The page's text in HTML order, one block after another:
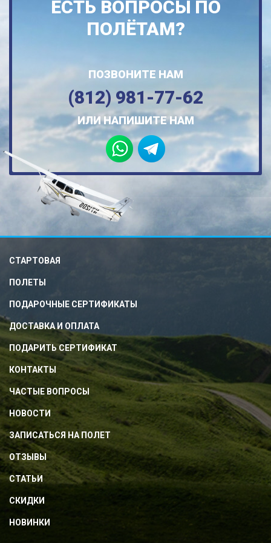
ЕСТЬ ВОПРОСЫ ПО
ПОЛЁТАМ?
ПОЗВОНИТЕ НАМ
(812) 981-77-62
ИЛИ НАПИШИТЕ НАМ
СТАРТОВАЯ
ПОЛЕТЫ
ПОДАРОЧНЫЕ СЕРТИФИКАТЫ
ДОСТАВКА И ОПЛАТА
ПОДАРИТЬ СЕРТИФИКАТ
КОНТАКТЫ
ЧАСТЫЕ ВОПРОСЫ
НОВОСТИ
ЗАПИСАТЬСЯ НА ПОЛЕТ
ОТЗЫВЫ
СТАТЬИ
СКИДКИ
НОВИНКИ